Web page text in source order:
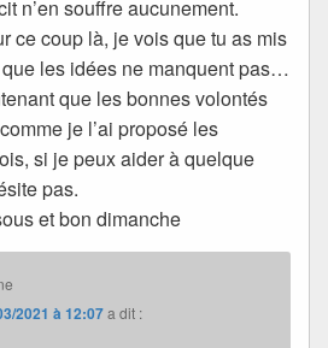
n’en souffre aucunement.
ce coup là, je vois que tu as mis
que les idées ne manquent pas…
que les bonnes volontés
je l’ai proposé les
si je peux aider à quelque
pas.
et bon dimanche
2021 à 12:07a dit :